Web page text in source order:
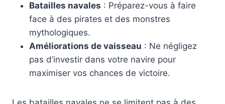
Batailles navales : Préparez-vous à faire
face à des pirates et des monstres
mythologiques.
Améliorations de vaisseau : Ne négligez
pas d’investir dans votre navire pour
maximiser vos chances de victoire.